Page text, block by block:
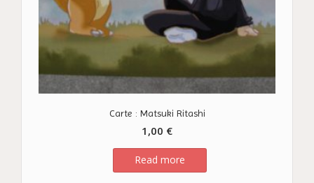
Carte : Matsuki Ritashi
1,00 €
Read more